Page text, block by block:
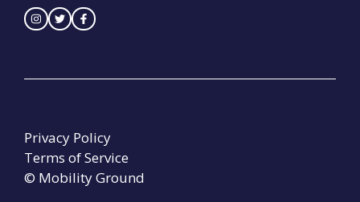
© Mobility Ground
Privacy Policy
Terms of Service